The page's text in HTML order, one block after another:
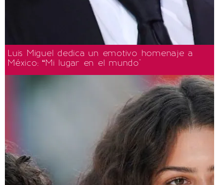
Luis Miguel dedica un emotivo homenaje a
México: “Mi lugar en el mundo"